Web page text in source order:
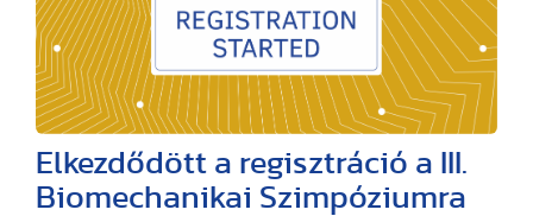
Elkezdődött a regisztráció a III.
Biomechanikai Szimpóziumra